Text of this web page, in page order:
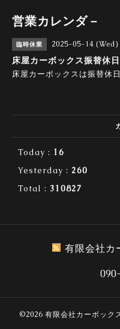
営業カレンダ－
臨時休業 2025-05-14
床屋カーボックス振替休日
床屋カーボックスは振替休
Today : 16
Yesterday : 260
Total : 310827
有限会社カ
©2026 有限会社カーボック